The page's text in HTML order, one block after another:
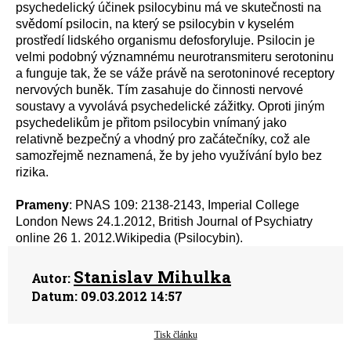
psychedelický účinek psilocybinu má ve skutečnosti na
svědomí psilocin, na který se psilocybin v kyselém
prostředí lidského organismu defosforyluje. Psilocin je
velmi podobný významnému neurotransmiteru serotoninu
a funguje tak, že se váže právě na serotoninové receptory
nervových buněk. Tím zasahuje do činnosti nervové
soustavy a vyvolává psychedelické zážitky. Oproti jiným
psychedelikům je přitom psilocybin vnímaný jako
relativně bezpečný a vhodný pro začátečníky, což ale
samozřejmě neznamená, že by jeho využívání bylo bez
rizika.
Prameny: PNAS 109: 2138-2143, Imperial College
London News 24.1.2012, British Journal of Psychiatry
online 26 1. 2012.Wikipedia (Psilocybin).
Autor: Stanislav Mihulka
Datum: 09.03.2012 14:57
Tisk článku